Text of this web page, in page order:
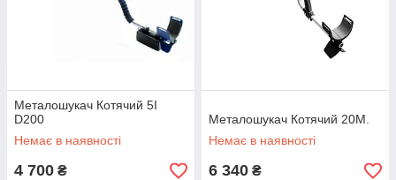
Металошукач Котячий 5I
D200
Немає в наявності
4 700 ₴
Металошукач Котячий 20М.
Немає в наявності
6 340 ₴